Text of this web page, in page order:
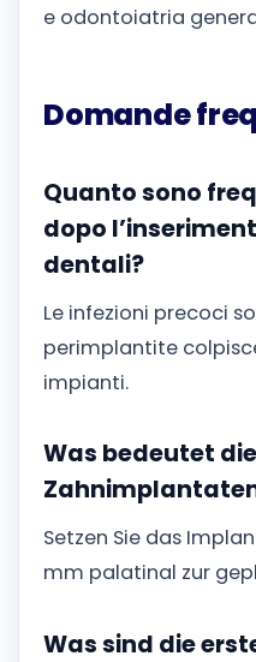
e odontoiatria
Domande
Quanto sono
dopo
dentali?
Le infezioni precoci
perimplantite
impianti.
Was bedeutet
Setzen Sie das
mm palatinal zur
Was sind die